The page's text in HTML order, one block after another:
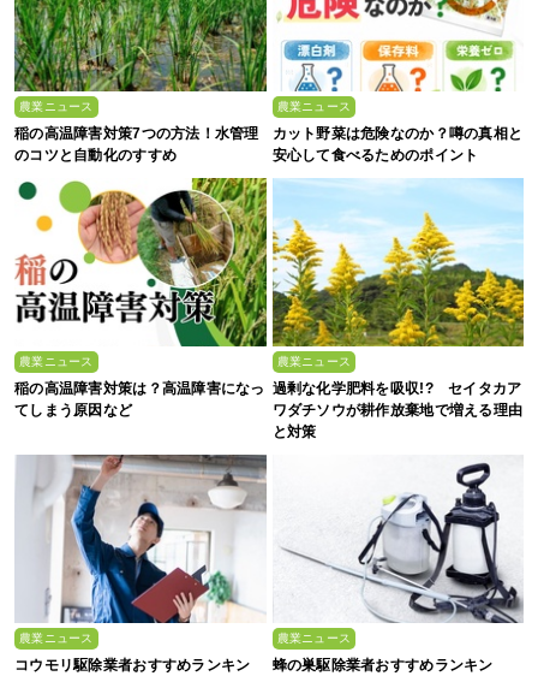
農業ニュース
稲の高温障害対策7つの方法！水管理
のコツと自動化のすすめ
農業ニュース
カット野菜は危険なのか？噂の真相と
安心して食べるためのポイント
農業ニュース
稲の高温障害対策は？高温障害になっ
てしまう原因など
農業ニュース
過剰な化学肥料を吸収!? セイタカア
ワダチソウが耕作放棄地で増える理由
と対策
農業ニュース
コウモリ駆除業者おすすめランキン
農業ニュース
蜂の巣駆除業者おすすめランキン